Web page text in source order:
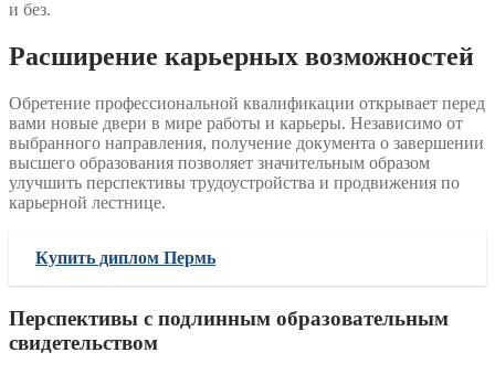
и без.
Расширение карьерных возможностей
Обретение профессиональной квалификации открывает перед
вами новые двери в мире работы и карьеры. Независимо от
выбранного направления, получение документа о завершении
высшего образования позволяет значительным образом
улучшить перспективы трудоустройства и продвижения по
карьерной лестнице.
Купить диплом Пермь
Перспективы с подлинным образовательным
свидетельством